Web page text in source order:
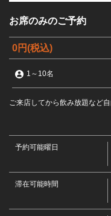
お席のみのご予約
0円(税込)
1 ～ 10名
ご来店してから飲み放題など
予約可能曜日
滞在可能時間
この
お席のみのご予約 |
https://sengoku-